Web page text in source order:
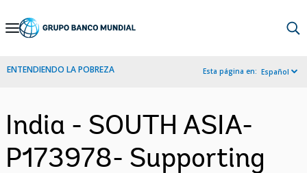
Skip
Navigation
ENTENDIENDO LA POBREZA Esta página en: Español
India - SOUTH ASIA-
P173978- Supporting